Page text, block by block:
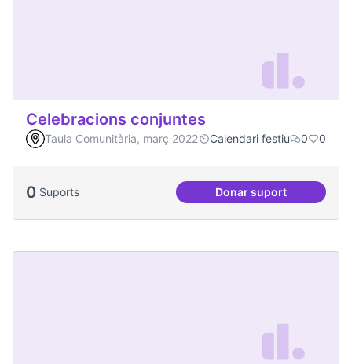
Celebracions conjuntes
Taula Comunitària, març 2022 Calendari festiu 0 0
0 Suports Donar suportCelebracions